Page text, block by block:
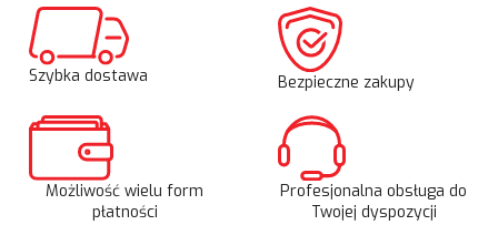
Szybka dostawa Bezpieczne zakupy
Możliwość wielu form
płatności
Profesjonalna obsługa do
Twojej dyspozycji